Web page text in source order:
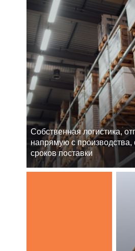
Cобственная логистика,
напрямую с
сроков поставки